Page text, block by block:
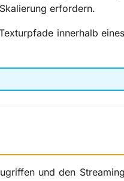
erfordern.
innerhalb
und den